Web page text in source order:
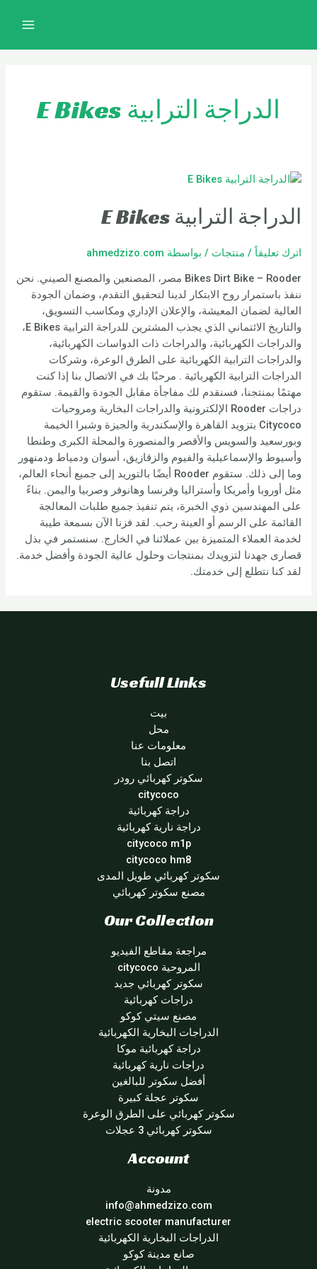
الدراجة الترابية E Bikes
الدراجة الترابية E Bikes
اترك تعليقاً / منتجات / بواسطة ahmedzizo.com
Bikes Dirt Bike – Rooder مصر، المصنعين والمصنع الصيني. نحن
ننفذ باستمرار روح الابتكار لدينا لتحقيق التقدم، وضمان الجودة
العالية لضمان المعيشة، والإعلان الإداري ومكاسب التسويق،
والتاريخ الائتماني الذي يجذب المشترين للدراجة الترابية E Bikes،
والدراجات الكهربائية، والدراجات ذات الدواسات الكهربائية،
والدراجات الترابية الكهربائية على الطرق الوعرة، وشركات
الدراجات الترابية الكهربائية . مرحبًا بك في الاتصال بنا إذا كنت
مهتمًا بمنتجنا، فسنقدم لك مفاجأة مقابل الجودة والقيمة. ستقوم
دراجات Rooder الإلكترونية والدراجات البخارية ومروحيات
Citycoco بتزويد القاهرة والإسكندرية والجيزة وشبرا الخيمة
وبورسعيد والسويس والأقصر والمنصورة والمحلة الكبرى وطنطا
وأسيوط والإسماعيلية والفيوم والزقازيق، أسوان ودمياط ودمنهور
وما إلى ذلك. ستقوم Rooder أيضًا بالتوريد إلى جميع أنحاء العالم،
مثل أوروبا وأمريكا وأستراليا وفرنسا وهانوفر وصربيا واليمن. بناءً
على المهندسين ذوي الخبرة، يتم تنفيذ جميع طلبات المعالجة
القائمة على الرسم أو العينة رحب. لقد فزنا الآن بسمعة طيبة
لخدمة العملاء المتميزة بين عملائنا في الخارج. سنستمر في بذل
قصارى جهدنا لتزويدك بمنتجات وحلول عالية الجودة وأفضل خدمة.
لقد كنا نتطلع إلى خدمتك.
Usefull Links
بيت
محل
معلومات عنا
اتصل بنا
سكوتر كهربائي رودر
citycoco
دراجة كهربائية
دراجة نارية كهربائية
citycoco m1p
citycoco hm8
سكوتر كهربائي طويل المدى
مصنع سكوتر كهربائي
Our Collection
مراجعة مقاطع الفيديو
المروحية citycoco
سكوتر كهربائي جديد
دراجات كهربائية
مصنع سيتي كوكو
الدراجات البخارية الكهربائية
دراجة كهربائية موكا
دراجات نارية كهربائية
أفضل سكوتر للبالغين
سكوتر عجلة كبيرة
سكوتر كهربائي على الطرق الوعرة
سكوتر كهربائي 3 عجلات
Account
مدونة
info@ahmedzizo.com
electric scooter manufacturer
الدراجات البخارية الكهربائية
صانع مدينة كوكو